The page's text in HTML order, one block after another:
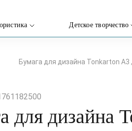
Детское творчество
Бумага для дизайна Tonkarton
для дизайна